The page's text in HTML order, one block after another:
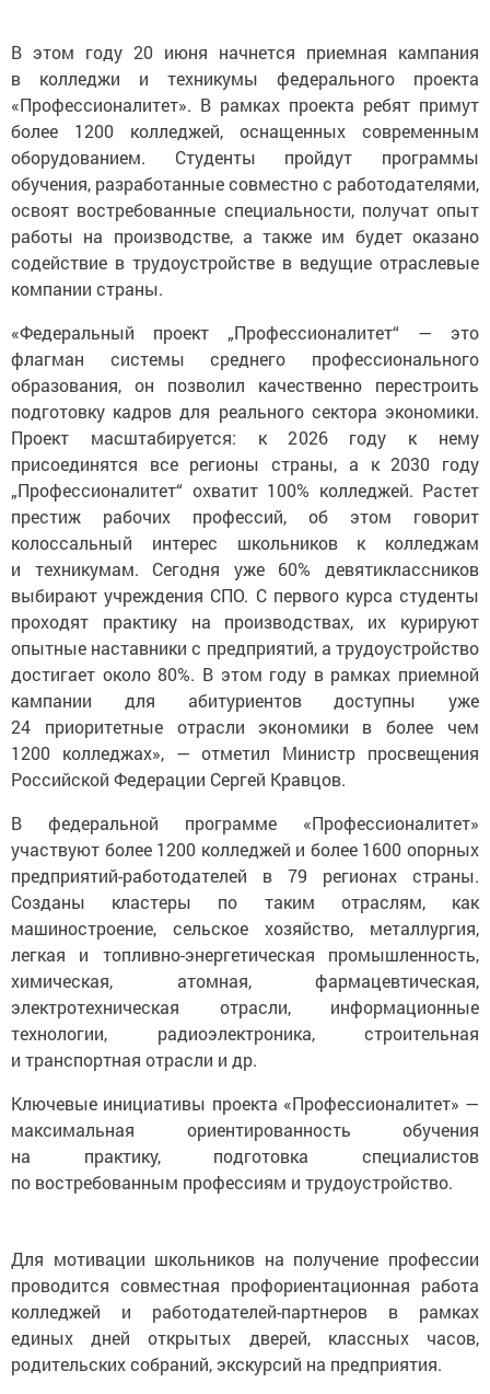
В этом году 20 июня начнется приемная кампания
в колледжи и техникумы федерального проекта
«Профессионалитет». В рамках проекта ребят примут
более 1200 колледжей, оснащенных современным
оборудованием. Студенты пройдут программы
обучения, разработанные совместно с работодателями,
освоят востребованные специальности, получат опыт
работы на производстве, а также им будет оказано
содействие в трудоустройстве в ведущие отраслевые
компании страны.
«Федеральный проект „Профессионалитет“ — это
флагман системы среднего профессионального
образования, он позволил качественно перестроить
подготовку кадров для реального сектора экономики.
Проект масштабируется: к 2026 году к нему
присоединятся все регионы страны, а к 2030 году
„Профессионалитет“ охватит 100% колледжей. Растет
престиж рабочих профессий, об этом говорит
колоссальный интерес школьников к колледжам
и техникумам. Сегодня уже 60% девятиклассников
выбирают учреждения СПО. С первого курса студенты
проходят практику на производствах, их курируют
опытные наставники с предприятий, а трудоустройство
достигает около 80%. В этом году в рамках приемной
кампании для абитуриентов доступны уже
24 приоритетные отрасли экономики в более чем
1200 колледжах», — отметил Министр просвещения
Российской Федерации Сергей Кравцов.
В федеральной программе «Профессионалитет»
участвуют более 1200 колледжей и более 1600 опорных
предприятий-работодателей в 79 регионах страны.
Созданы кластеры по таким отраслям, как
машиностроение, сельское хозяйство, металлургия,
легкая и топливно-энергетическая промышленность,
химическая, атомная, фармацевтическая,
электротехническая отрасли, информационные
технологии, радиоэлектроника, строительная
и транспортная отрасли и др.
Ключевые инициативы проекта «Профессионалитет» —
максимальная ориентированность обучения
на практику, подготовка специалистов
по востребованным профессиям и трудоустройство.
Для мотивации школьников на получение профессии
проводится совместная профориентационная работа
колледжей и работодателей-партнеров в рамках
единых дней открытых дверей, классных часов,
родительских собраний, экскурсий на предприятия.